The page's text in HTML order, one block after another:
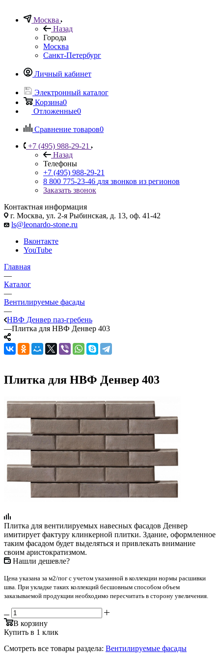
Москва
Назад
Города
Москва
Санкт-Петербург
Личный кабинет
Электронный каталог
Корзина0
Отложенные0
Сравнение товаров0
+7 (495) 988-29-21
Назад
Телефоны
+7 (495) 988-29-21
8 800 775-23-46 для звонков из регионов
Заказать звонок
Контактная информация
г. Москва, ул. 2-я Рыбинская, д. 13, оф. 41-42
ls@leonardo-stone.ru
Вконтакте
YouTube
Главная
—
Каталог
—
Вентилируемые фасады
—
НВФ Денвер паз-гребень
—Плитка для НВФ Денвер 403
Плитка для НВФ Денвер 403
Плитка для вентилируемых навесных фасадов Денвер
имитирует фактуру клинкерной плитки. Здание, оформленное
таким фасадом будет выделяться и привлекать внимание
своим аристократизмом.
Нашли дешевле?
Цена указана за м2/пог с учетом указанной в коллекции нормы расшивки
шва. При укладке таких коллекций бесшовным способом объем
заказываемой продукции необходимо пересчитать в сторону увеличения.
В корзину
Купить в 1 клик
Смотреть все товары раздела: Вентилируемые фасады